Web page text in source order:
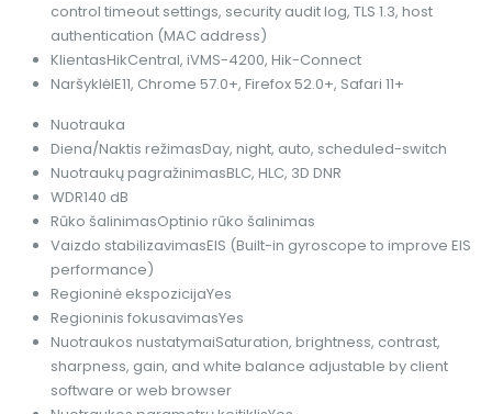
control timeout settings, security audit log, TLS 1.3, host
authentication (MAC address)
KlientasHikCentral, iVMS-4200, Hik-Connect
NaršyklėIE11, Chrome 57.0+, Firefox 52.0+, Safari 11+
Nuotrauka
Diena/Naktis režimasDay, night, auto, scheduled-switch
Nuotraukų pagražinimasBLC, HLC, 3D DNR
WDR140 dB
Rūko šalinimasOptinio rūko šalinimas
Vaizdo stabilizavimasEIS (Built-in gyroscope to improve EIS
performance)
Regioninė ekspozicijaYes
Regioninis fokusavimasYes
Nuotraukos nustatymaiSaturation, brightness, contrast,
sharpness, gain, and white balance adjustable by client
software or web browser